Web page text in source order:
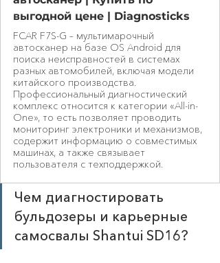
выгодной цене | Diagnosticks
FCAR F7S-G – мультимарочный
автосканер на базе OS Android для
поиска неисправностей в системах
разных автомобилей, включая модели
китайского производства.
Профессиональный диагностический
комплекс относится к категории «All-in-
One», то есть позволяет проводить
мониторинг электроники и механизмов,
содержит информацию о совместимых
машинах, а также связывает
пользователя с техподдержкой.
Чем диагностировать
бульдозеры и карьерные
самосвалы Shantui SD16?